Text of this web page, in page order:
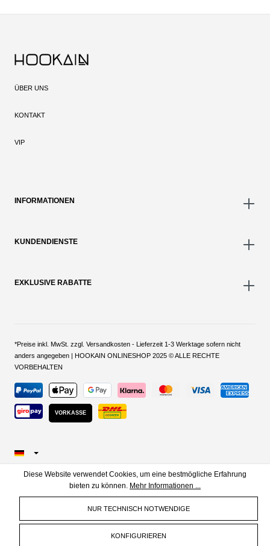
ÜBER UNS
KONTAKT
VIP
INFORMATIONEN
KUNDENDIENSTE
EXKLUSIVE RABATTE
*Preise inkl. MwSt. zzgl. Versandkosten - Lieferzeit 1-3 Werktage sofern nicht
anders angegeben | HOOKAIN ONLINESHOP 2025 © ALLE RECHTE
VORBEHALTEN
VORKASSE
Diese Website verwendet Cookies, um eine bestmögliche Erfahrung
bieten zu können. Mehr Informationen ...
NUR TECHNISCH NOTWENDIGE
KONFIGURIEREN